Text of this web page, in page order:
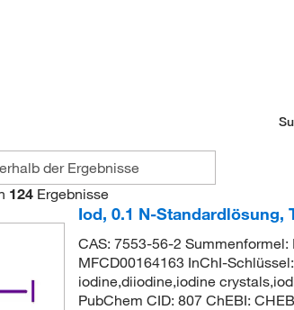
124 Ergebnisse
Iod, 0.1 N-Standardlösung,
CAS: 7553-56-2
MFCD00164163 InChI-
iodine,diiodine,iodine
PubChem CID: 807 ChEBI: